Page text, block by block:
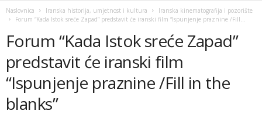
Naslovnica Iranska historija, umjetnost i kultura
Iranska kinematografija i pozorište
Forum “Kada Istok sreće Zapad” predstavit će iranski film “Ispunjenje praznine /Fill...
Forum “Kada Istok sreće Zapad”
predstavit će iranski film
“Ispunjenje praznine /Fill in the
blanks”